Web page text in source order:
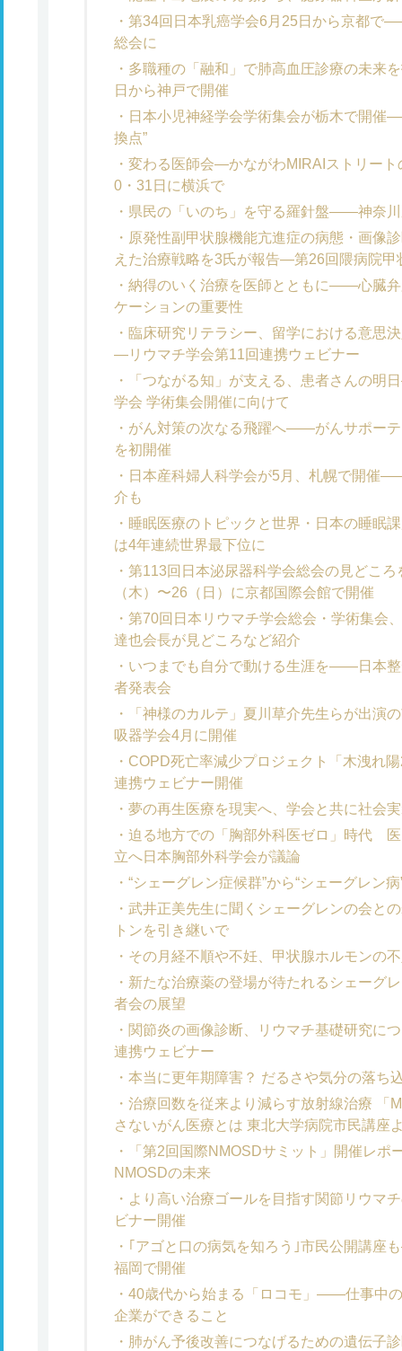
第34回日本乳癌学会6月25日から京都で
総会に
多職種の「融和」で肺高血圧診療の未
日から神戸で開催
日本小児神経学会学術集会が栃木で開催
換点”
変わる医師会―かながわMIRAIストリー
0・31日に横浜で
県民の「いのち」を守る羅針盤――神奈
原発性副甲状腺機能亢進症の病態・画像
えた治療戦略を3氏が報告―第26回隈病院甲
納得のいく治療を医師とともに――心臓
ケーションの重要性
臨床研究リテラシー、留学における意思
―リウマチ学会第11回連携ウェビナー
「つながる知」が支える、患者さんの
学会 学術集会開催に向けて
がん対策の次なる飛躍へ――がんサポー
を初開催
日本産科婦人科学会が5月、札幌で開催
介も
睡眠医療のトピックと世界・日本の睡
は4年連続世界最下位に
第113回日本泌尿器科学会総会の見どこ
（木）〜26（日）に京都国際会館で開催
第70回日本リウマチ学会総会・学術集
達也会長が見どころなど紹介
いつまでも自分で動ける生涯を――日本
者発表会
「神様のカルテ」夏川草介先生らが出
吸器学会4月に開催
COPD死亡率減少プロジェクト「木洩れ
連携ウェビナー開催
夢の再生医療を現実へ、学会と共に社会
迫る地方での「胸部外科医ゼロ」時代
立へ日本胸部外科学会が議論
“シェーグレン症候群”から“シェーグレ
武井正美先生に聞くシェーグレンの会と
トンを引き継いで
その月経不順や不妊、甲状腺ホルモンの
新たな治療薬の登場が待たれるシェーグ
者会の展望
関節炎の画像診断、リウマチ基礎研究に
連携ウェビナー
本当に更年期障害？ だるさや気分の落ち
治療回数を従来より減らす放射線治療 「
さないがん医療とは 東北大学病院市民講座
「第2回国際NMOSDサミット」開催レ
NMOSDの未来
より高い治療ゴールを目指す関節リウ
ビナー開催
｢アゴと口の病気を知ろう｣市民公開講
福岡で開催
40歳代から始まる「ロコモ」――仕事中
企業ができること
肺がん予後改善につなげるための遺伝子